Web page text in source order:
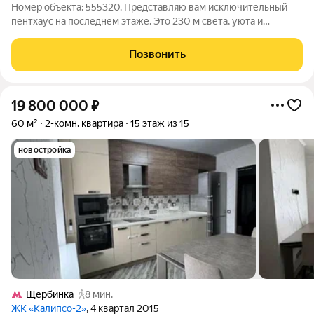
Номер объекта: 555320. Представляю вам исключительный
пентхаус на последнем этаже. Это 230 м света, уюта и
встречается с передовыми инженерными решениями.
ИНТЕРЬЕР И ОТДЕЛКА Здесь использованы
Позвонить
19 800 000 ₽
60 м² 2-комн. квартира 15 этаж из 15
новостройка
Щербинка
8 мин.
ЖК «Калипсо-2», 4 квартал 2015